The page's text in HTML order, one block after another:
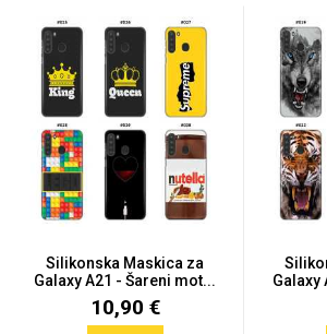
Silikonska Maskica za
Galaxy A21 - Šareni mot...
10,90 €
Galaxy